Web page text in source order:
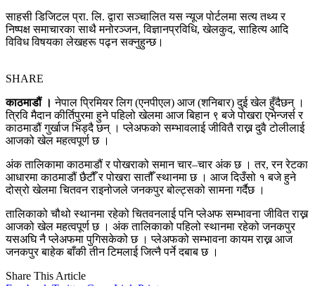
साहसी डिजिटल प्रा. लि. द्वारा सञ्चालित यस न्यूज पोर्टलमा सत्य तथ्य र
निष्पक्ष समाचारका साथै मनोरञ्जन, विज्ञानप्रविधि, खेलकुद, साहित्य आदि
विविध विषयका लेखहरू पढ्न सक्नुहुन्छ।
SHARE
काठमाडौं ।नेपाल प्रिमियर लिग (एनपीएल) आज (शनिबार) दुई खेल हुँदैछन् ।
त्रिवि मैदान कीर्तिपुरमा हुने पहिलो खेलमा आज बिहान ९ बजे पोखरा एभेन्जर्स र
काठमाडौं गुर्खाज भिड्दै छन् । प्लेअफको सम्भावलाई जीवितै राख्न दुवै टोलीलाई
आजको खेल महत्वपूर्ण छ ।
अंक तालिकामा काठमाडौं र पोखराको समान चार–चार अंक छ । तर, रन रेटका
आधारमा काठमाडौं छैटौँ र पोखरा सातौँ स्थानमा छ । आज दिउँसो १ बजे हुने
दोस्रो खेलमा चितवन राइनोजले जनकपुर बोल्ट्सको सामना गर्दैछ ।
तालिकाको चौथो स्थानमा रहेको चितवनलाई पनि प्लेअफ सम्भावना जीवित राख्न
आजको खेल महत्वपूर्ण छ । अंक तालिकाको पहिलो स्थानमा रहेको जनकपुर
यसअघि नै प्लेअफमा पुगिसकेको छ । प्लेअफको सम्भावना कायम राख्न आज
जनकपुर बाहेक बाँकी तीन टिमलाई जित्नै पर्ने दबाब छ ।
Share This Article